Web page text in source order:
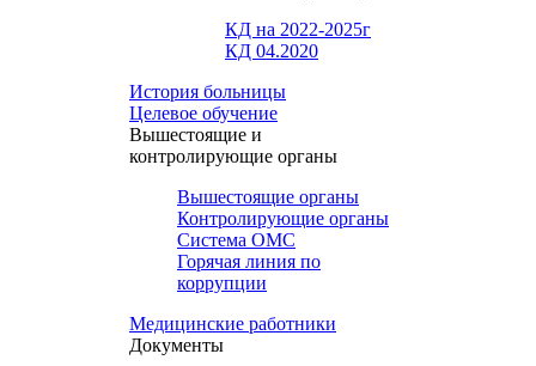
КД на 2022-2025г
КД 04.2020
История больницы
Целевое обучение
Вышестоящие и
контролирующие органы
Вышестоящие органы
Контролирующие органы
Система ОМС
Горячая линия по
коррупции
Медицинские работники
Документы